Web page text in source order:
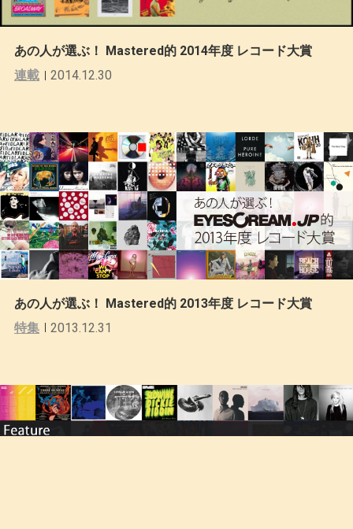
あの人が選ぶ！ Mastered的 2014年度 レコード大賞
連載
2014.12.30
あの人が選ぶ！ Mastered的 2013年度 レコード大賞
特集
2013.12.31